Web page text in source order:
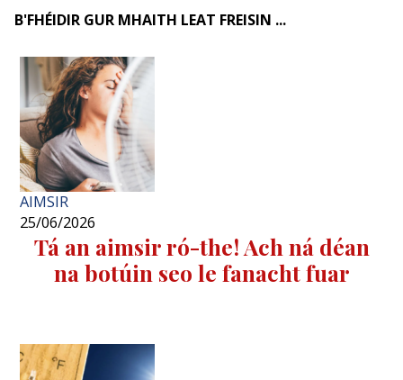
B'FHÉIDIR GUR MHAITH LEAT FREISIN ...
AIMSIR
25/06/2026
Tá an aimsir ró-the! Ach ná déan
na botúin seo le fanacht fuar